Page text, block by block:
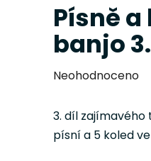
Písně
banjo
Průměrné
produktu
je
0,0
Neohodnoceno
3. díl zajímavého
písní a 5 koled